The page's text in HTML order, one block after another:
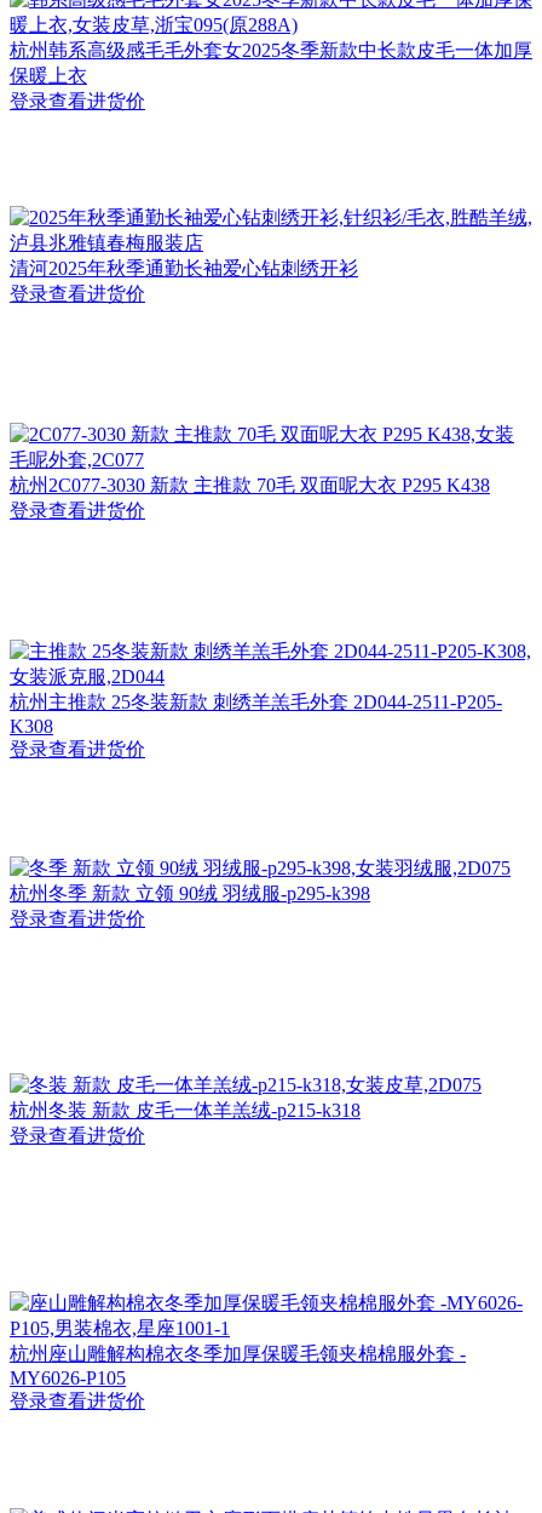
杭州韩系高级感毛毛外套女2025冬季新款中长款皮毛一体加厚
保暖上衣
登录查看进货价
清河2025年秋季通勤长袖爱心钻刺绣开衫
登录查看进货价
杭州 2C077-3030 新款 主推款 70毛 双面呢大衣 P295 K438
登录查看进货价
杭州 主推款 25冬装新款 刺绣羊羔毛外套 2D044-2511-P205-
K308
登录查看进货价
杭州冬季 新款 立领 90绒 羽绒服-p295-k398
登录查看进货价
杭州冬装 新款 皮毛一体羊羔绒-p215-k318
登录查看进货价
杭州 座山雕解构棉衣冬季加厚保暖毛领夹棉棉服外套 -
MY6026-P105
登录查看进货价